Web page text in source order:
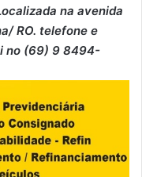
na avenida
RO. telefone e
no (69) 9 8494-